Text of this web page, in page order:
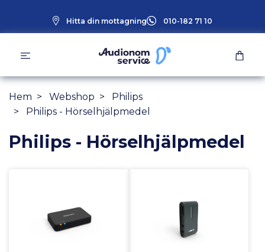
Hitta din mottagning 010-182 71 10
Hem Webshop
Philips
Philips - Hörselhjälpmedel
Philips - Hörselhjälpmedel